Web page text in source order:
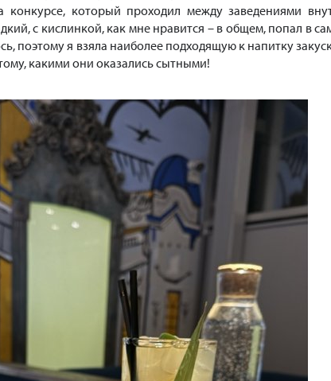
который проходил между заведениями
с кислинкой, как мне нравится – в общем, попал в
поэтому я взяла наиболее подходящую к напитку
какими они оказались сытными!